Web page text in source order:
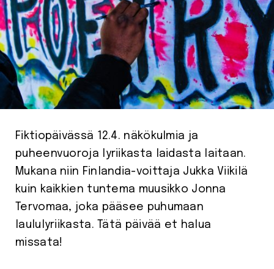
Fiktiopäivässä 12.4. näkökulmia ja
puheenvuoroja lyriikasta laidasta laitaan.
Mukana niin Finlandia-voittaja Jukka Viikilä
kuin kaikkien tuntema muusikko Jonna
Tervomaa, joka pääsee puhumaan
laululyriikasta. Tätä päivää et halua
missata!